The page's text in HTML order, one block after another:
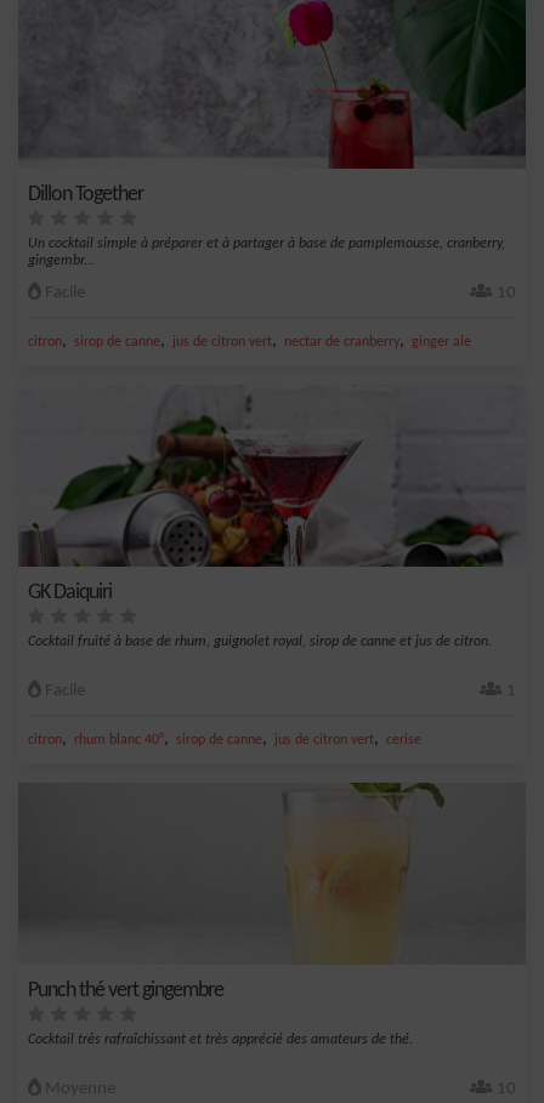
Dillon Together
Un cocktail simple à préparer et à partager à base de pamplemousse, cranberry,
gingembr...
Facile 10
citron, sirop de canne, jus de citron vert, nectar de cranberry, ginger ale
GK Daiquiri
Cocktail fruité à base de rhum, guignolet royal, sirop de canne et jus de citron.
Facile 1
citron, rhum blanc 40°, sirop de canne, jus de citron vert, cerise
Punch thé vert gingembre
Cocktail très rafraîchissant et très apprécié des amateurs de thé.
Moyenne 10